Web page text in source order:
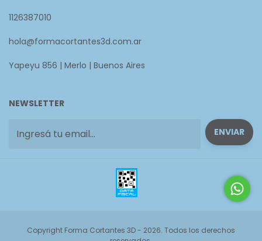
1126387010
hola@formacortantes3d.com.ar
Yapeyu 856 | Merlo | Buenos Aires
NEWSLETTER
Copyright Forma Cortantes 3D - 2026. Todos los derechos